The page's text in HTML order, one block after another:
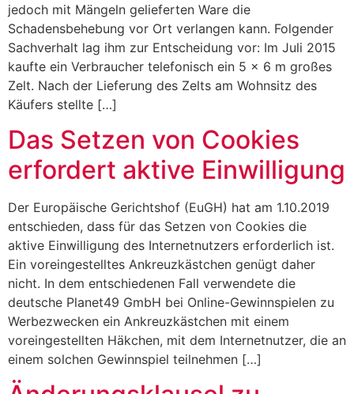
jedoch mit Mängeln gelieferten Ware die
Schadensbehebung vor Ort verlangen kann. Folgender
Sachverhalt lag ihm zur Entscheidung vor: Im Juli 2015
kaufte ein Verbraucher telefonisch ein 5 x 6 m großes
Zelt. Nach der Lieferung des Zelts am Wohnsitz des
Käufers stellte […]
Das Setzen von Cookies
erfordert aktive Einwilligung
Der Europäische Gerichtshof (EuGH) hat am 1.10.2019
entschieden, dass für das Setzen von Cookies die
aktive Einwilligung des Internetnutzers erforderlich ist.
Ein voreingestelltes Ankreuzkästchen genügt daher
nicht. In dem entschiedenen Fall verwendete die
deutsche Planet49 GmbH bei Online-Gewinnspielen zu
Werbezwecken ein Ankreuzkästchen mit einem
voreingestellten Häkchen, mit dem Internetnutzer, die an
einem solchen Gewinnspiel teilnehmen […]